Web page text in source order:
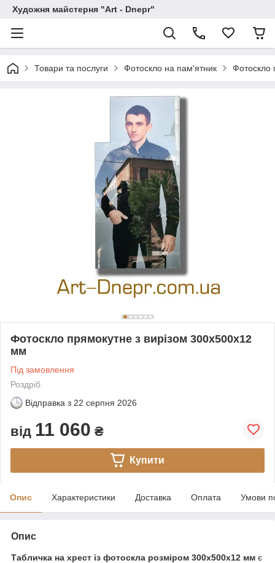
Художня майстерня "Art - Dnepr"
Товари та послуги Фотоскло на пам'ятник Фотоскло
Фотоскло прямокутне з вирізом 300х500х12
мм
Під замовлення
Роздріб
Відправка з 22 серпня 2026
від 11 060 ₴
Купити
Опис Характеристики Доставка Оплата Умови
Опис
Табличка на хрест із фотоскла розміром 300х500x12 мм є